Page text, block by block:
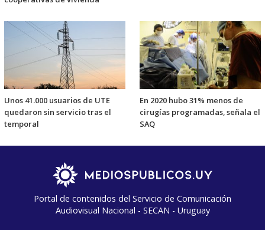
Unos 41.000 usuarios de UTE
quedaron sin servicio tras el
temporal
En 2020 hubo 31% menos de
cirugías programadas, señala el
SAQ
Portal de contenidos del Servicio de Comunicación
Audiovisual Nacional - SECAN - Uruguay